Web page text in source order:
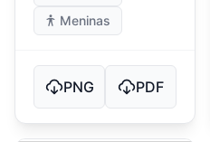
Meninas
PNG PDF